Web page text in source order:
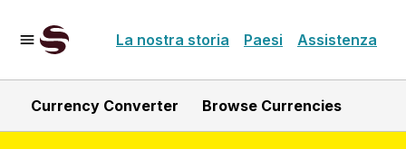
La nostra storia Paesi Assistenza
Currency Converter Browse Currencies